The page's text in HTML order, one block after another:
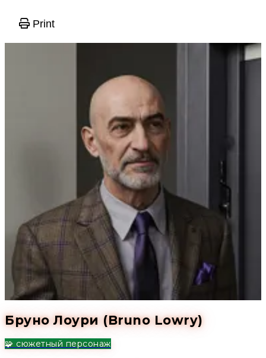
Print
Бруно Лоури (Bruno Lowry)
🧩 сюжетный персонаж